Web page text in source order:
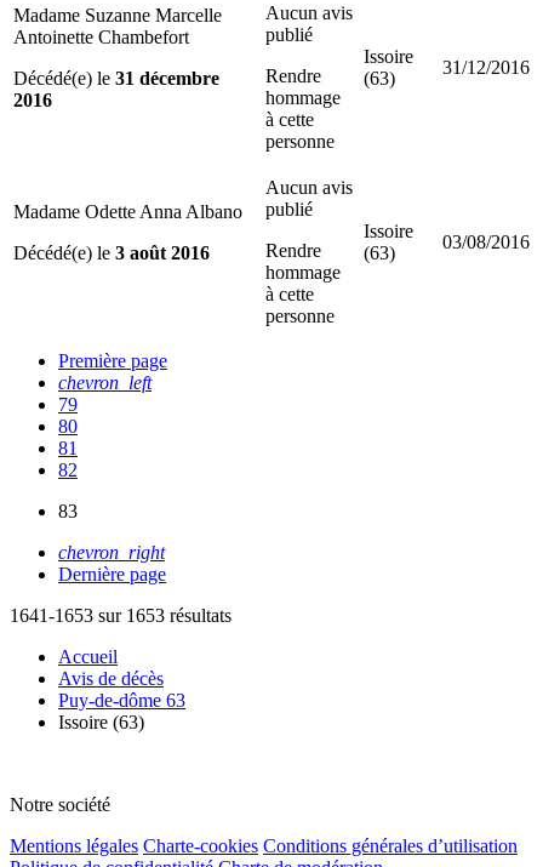
Madame Suzanne Marcelle
Antoinette Chambefort
Décédé(e) le 31 décembre
2016
Aucun avis
publié
Rendre
hommage
à cette
personne
Issoire
(63)
31/12/2016
Madame Odette Anna Albano
Décédé(e) le 3 août 2016
Aucun avis
publié
Rendre
hommage
à cette
personne
Issoire
(63)
03/08/2016
Première page
chevron_left
79
80
81
82
83
chevron_right
Dernière page
1641-1653 sur 1653 résultats
Accueil
Avis de décès
Puy-de-dôme 63
Issoire (63)
Notre société
Mentions légales Charte-cookies Conditions générales d’utilisation